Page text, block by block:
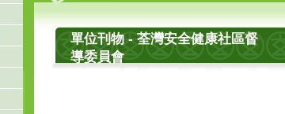
單位刊物 - 荃灣安全健康社區督
導委員會